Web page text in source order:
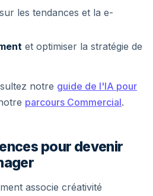
sur les tendances et la e-
et optimiser la stratégie de
notre guide de l'IA pour
parcours Commercial.
pour devenir
associe créativité